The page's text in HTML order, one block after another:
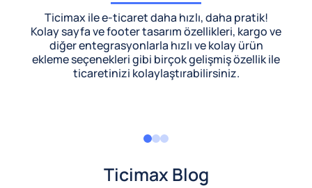
Ticimax ile e-ticaret daha hızlı, daha pratik!
Kolay sayfa ve footer tasarım özellikleri, kargo ve
diğer entegrasyonlarla hızlı ve kolay ürün
ekleme seçenekleri gibi birçok gelişmiş özellik ile
ticaretinizi kolaylaştırabilirsiniz.
Ticimax Blog